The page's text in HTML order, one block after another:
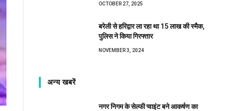
OCTOBER 27, 2025
बरेली से हरिद्वार ला रहा था 15 लाख की स्मैक,
पुलिस ने किया गिरफ्तार
NOVEMBER 3, 2024
अन्य खबरें
नगर निगम के सेल्फी प्वाइंट बने आकर्षण का